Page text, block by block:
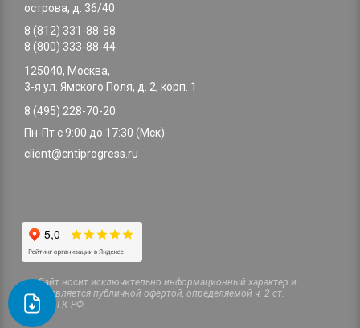
острова, д. 36/40
8 (812) 331-88-88
8 (800) 333-88-44
125040, Москва,
3-я ул. Ямского Поля, д. 2, корп. 1
8 (495) 228-70-20
Пн-Пт с 9:00 до 17:30 (Мск)
client@cntiprogress.ru
Cайт носит исключительно информационный характер и
не является публичной офертой, определяемой ч. 2 ст.
437 ГК РФ.